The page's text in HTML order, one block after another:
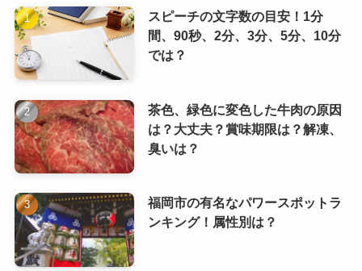
スピーチの文字数の目安！1分
間、90秒、2分、3分、5分、10分
では？
茶色、緑色に変色した牛肉の原因
は？大丈夫？賞味期限は？解凍、
臭いは？
福岡市の有名なパワースポットラ
ンキング！属性別は？